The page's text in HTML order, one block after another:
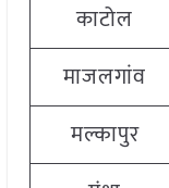
काटोल
माजलगांव
मल्कापुर